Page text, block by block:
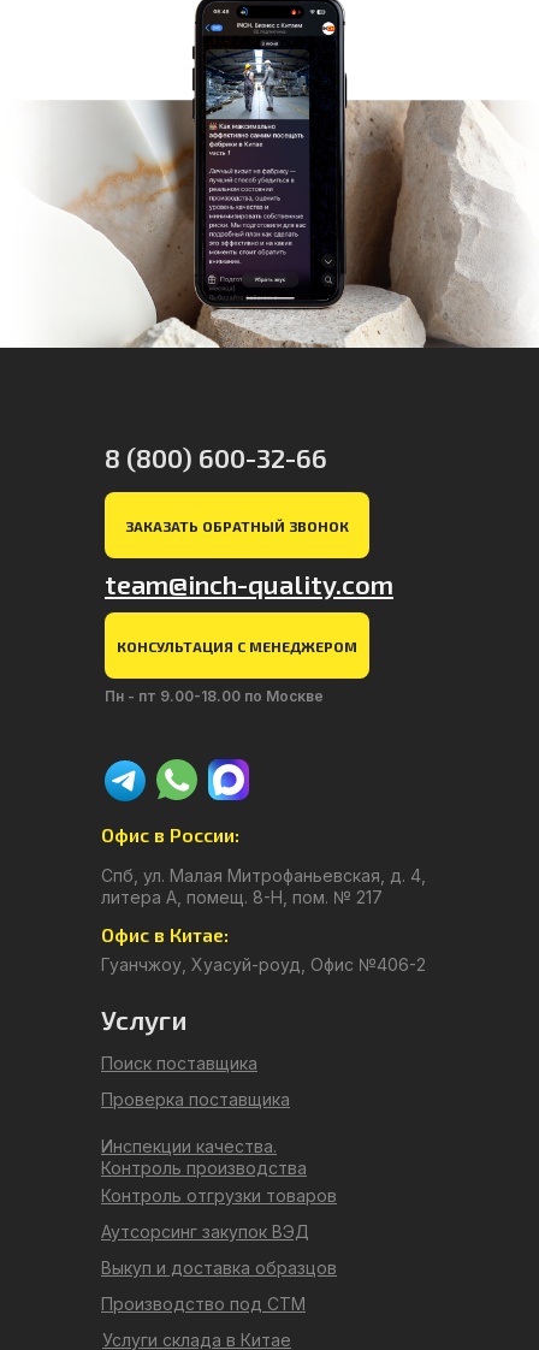
Гуанчжоу, Хуасуй-роуд, Офис №406-2
Офис в Китае:
Спб, ул. Малая Митрофаньевская, д. 4,
литера А, помещ. 8-Н, пом. № 217
Офис в России:
Услуги склада в Китае
Производство под СТМ
Выкуп и доставка образцов
Аутсорсинг закупок ВЭД
Контроль отгрузки товаров
Инспекции качества.
Контроль производства
Проверка поставщика
Поиск поставщика
Услуги
8 (800) 600-32-66
team@inch-quality.com
Пн - пт 9.00-18.00 по Москве
ЗАКАЗАТЬ ОБРАТНЫЙ ЗВОНОК
КОНСУЛЬТАЦИЯ С МЕНЕДЖЕРОМ